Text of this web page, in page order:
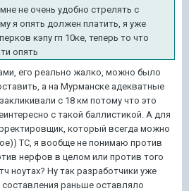
не очень удобно стрелять с
я опять должен платить, я уже
кэпу гп 10ке, теперь то что
опять
его реально жалко, можно было
а на Мурманске адекватные
с 18 км потому что это
с такой баллистикой. А для
который всегда можно
ТС, я вообще не понимаю против
нерфов в целом или против того
ноутах? Ну так разработчики уже
составления раньше оставляло